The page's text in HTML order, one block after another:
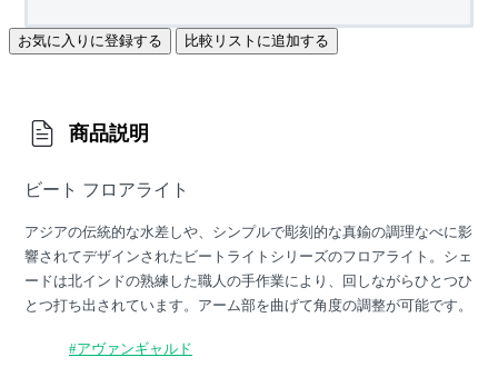
お気に入りに登録する 比較リストに追加する
商品説明
ビート フロアライト
アジアの伝統的な水差しや、シンプルで彫刻的な真鍮の調理なべに影
響されてデザインされたビートライトシリーズのフロアライト。シェ
ードは北インドの熟練した職人の手作業により、回しながらひとつひ
とつ打ち出されています。アーム部を曲げて角度の調整が可能です。
#アヴァンギャルド